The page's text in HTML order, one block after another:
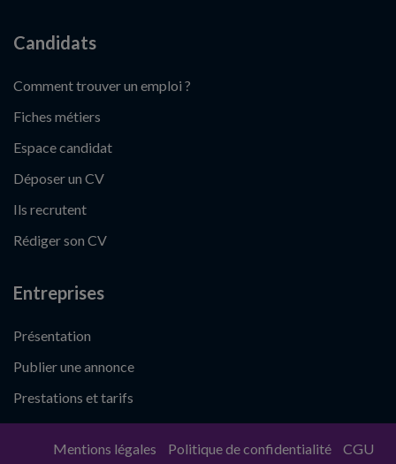
Candidats
Comment trouver un emploi ?
Fiches métiers
Espace candidat
Déposer un CV
Ils recrutent
Rédiger son CV
Entreprises
Présentation
Publier une annonce
Prestations et tarifs
Mentions légales Politique de confidentialité CGU